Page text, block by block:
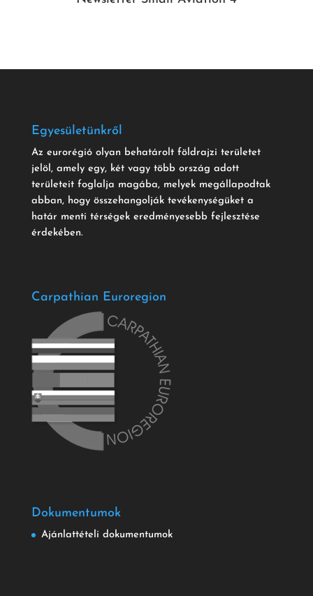
Egyesületünkről
Az eurorégió olyan behatárolt földrajzi területet
jelöl, amely egy, két vagy több ország adott
területeit foglalja magába, melyek megállapodtak
abban, hogy összehangolják tevékenységüket a
határ menti térségek eredményesebb fejlesztése
érdekében.
Carpathian Euroregion
Dokumentumok
Ajánlattételi dokumentumok